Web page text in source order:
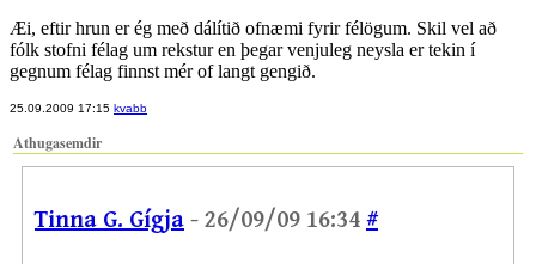
Æi, eftir hrun er ég með dálítið ofnæmi fyrir félögum. Skil vel að
fólk stofni félag um rekstur en þegar venjuleg neysla er tekin í
gegnum félag finnst mér of langt gengið.
25.09.2009 17:15 kvabb
Athugasemdir
Tinna G. Gígja - 26/09/09 16:34 #